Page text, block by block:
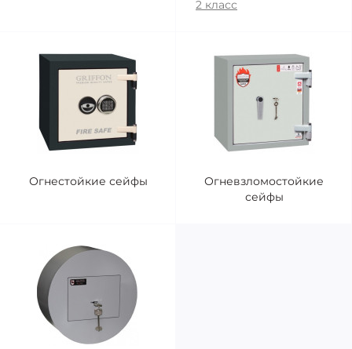
2 класс
Огнестойкие сейфы
Огневзломостойкие
сейфы